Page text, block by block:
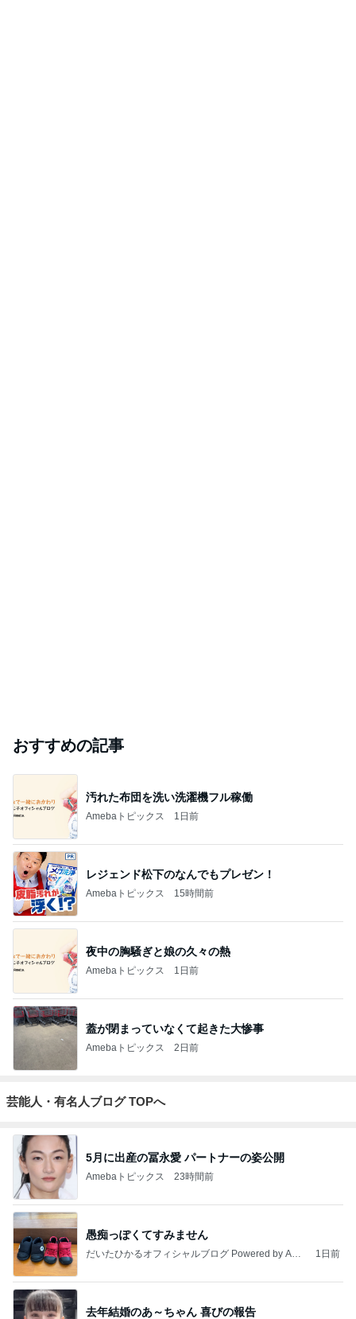
おすすめの記事
汚れた布団を洗い洗濯機フル稼働
Amebaトピックス 1日前
レジェンド松下のなんでもプレゼン！
Amebaトピックス 15時間前
夜中の胸騒ぎと娘の久々の熱
Amebaトピックス 1日前
蓋が閉まっていなくて起きた大惨事
Amebaトピックス 2日前
芸能人・有名人ブログ TOPへ
5月に出産の冨永愛 パートナーの姿公開
Amebaトピックス 23時間前
愚痴っぽくてすみません
だいたひかるオフィシャルブログ Powered by Ame
1日前
去年結婚のあ～ちゃん 喜びの報告